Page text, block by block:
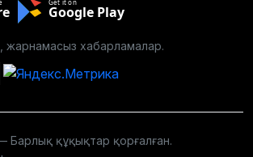
Get it on
Google Play
жарнамасыз хабарламалар.
Барлық құқықтар қорғалған.